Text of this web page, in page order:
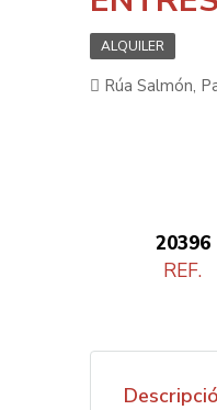
ALQUILER
Rúa Salmón,
20396
REF.